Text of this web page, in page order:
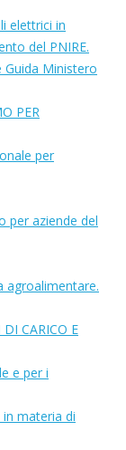
elettrici in
del PNIRE.
Guida Ministero
PER
per
per aziende del
agroalimentare.
CARICO E
e per i
in materia di